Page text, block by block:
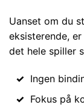
Uanset om du
eksisterende,
det hele spiller
Ingen
Fokus på